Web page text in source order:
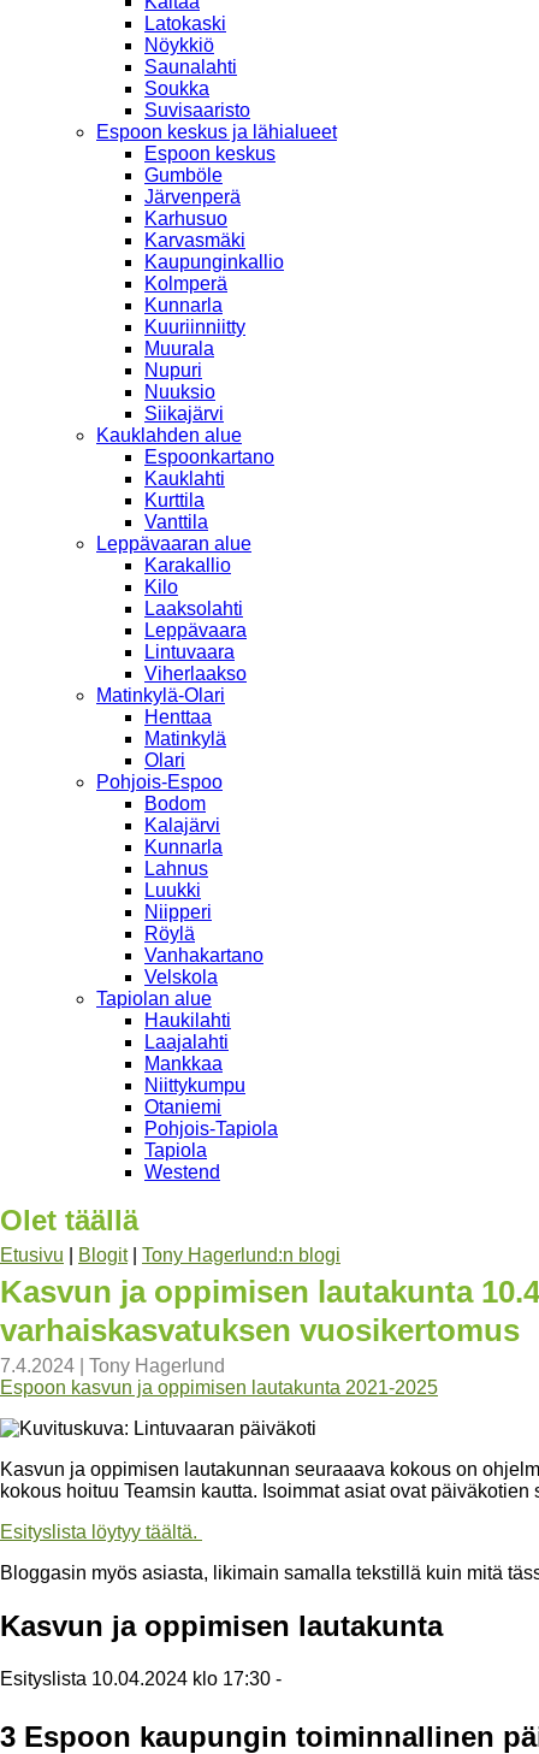
Latokaski
Nöykkiö
Saunalahti
Soukka
Suvisaaristo
Espoon keskus ja lähialueet
Espoon keskus
Gumböle
Järvenperä
Karhusuo
Karvasmäki
Kaupunginkallio
Kolmperä
Kunnarla
Kuuriinniitty
Muurala
Nupuri
Nuuksio
Siikajärvi
Kauklahden alue
Espoonkartano
Kauklahti
Kurttila
Vanttila
Leppävaaran alue
Karakallio
Kilo
Laaksolahti
Leppävaara
Lintuvaara
Viherlaakso
Matinkylä-Olari
Henttaa
Matinkylä
Olari
Pohjois-Espoo
Bodom
Kalajärvi
Kunnarla
Lahnus
Luukki
Niipperi
Röylä
Vanhakartano
Velskola
Tapiolan alue
Haukilahti
Laajalahti
Mankkaa
Niittykumpu
Otaniemi
Pohjois-Tapiola
Tapiola
Westend
Olet täällä
Etusivu Blogit| Tony Hagerlund:n blogi
Kasvun ja oppimisen lautakunta
varhaiskasvatuksen vuosikertomus
7.4.2024
Tony Hagerlund
Espoon kasvun ja oppimisen lautakunta 2021-2025
Kasvun ja oppimisen lautakunnan seuraaava kokous on
kokous hoituu Teamsin kautta. Isoimmat asiat ovat
Esityslista löytyy täältä.
Bloggasin myös asiasta, likimain samalla tekstillä kuin mitä
Kasvun ja oppimisen lautakunta
Esityslista 10.04.2024 klo 17:30 -
3 Espoon kaupungin toiminnallinen